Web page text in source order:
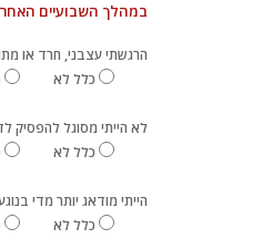
במהלך השבועיים
הרגשתי עצבני, חרד או
כלל לא
לא הייתי מסוגל להפסיק
כלל לא
הייתי מודאג יותר מדי
כלל לא